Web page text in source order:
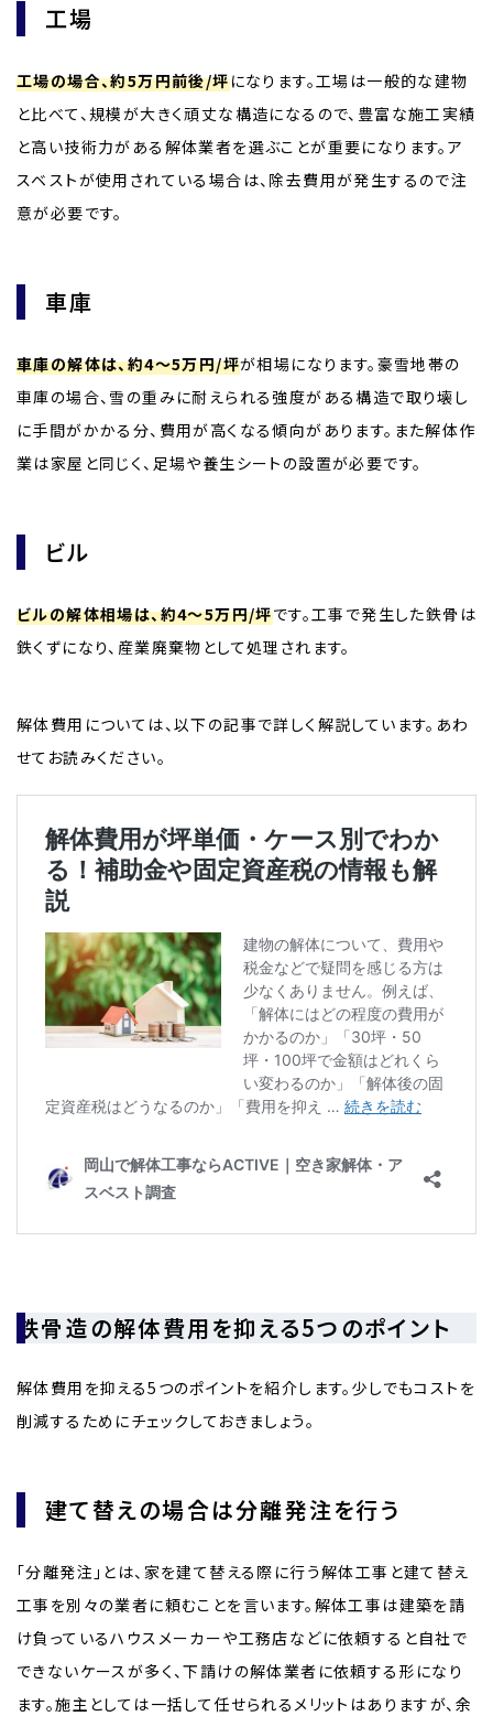
工場
工場の場合、約5万円前後/坪になります。工場は一般的な建物
と比べて、規模が大きく頑丈な構造になるので、豊富な施工実績
と高い技術力がある解体業者を選ぶことが重要になります。ア
スベストが使用されている場合は、除去費用が発生するので注
意が必要です。
車庫
車庫の解体は、約4〜5万円/坪が相場になります。豪雪地帯の
車庫の場合、雪の重みに耐えられる強度がある構造で取り壊し
に手間がかかる分、費用が高くなる傾向があります。また解体作
業は家屋と同じく、足場や養生シートの設置が必要です。
ビル
ビルの解体相場は、約4〜5万円/坪です。工事で発生した鉄骨は
鉄くずになり、産業廃棄物として処理されます。
解体費用については、以下の記事で詳しく解説しています。あわ
せてお読みください。
鉄骨造の解体費用を抑える5つのポイント
解体費用を抑える5つのポイントを紹介します。少しでもコストを
削減するためにチェックしておきましょう。
建て替えの場合は分離発注を行う
「分離発注」とは、家を建て替える際に行う解体工事と建て替え
工事を別々の業者に頼むことを言います。解体工事は建築を請
け負っているハウスメーカーや工務店などに依頼すると自社で
できないケースが多く、下請けの解体業者に依頼する形になり
ます。施主としては一括して任せられるメリットはありますが、余